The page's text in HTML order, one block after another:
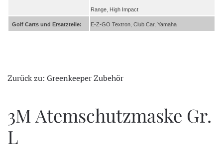
Range, High Impact
Golf Carts und Ersatzteile: E-Z-GO Textron, Club Car, Yamaha
Zurück zu: Greenkeeper Zubehör
3M Atemschutzmaske Gr.
L